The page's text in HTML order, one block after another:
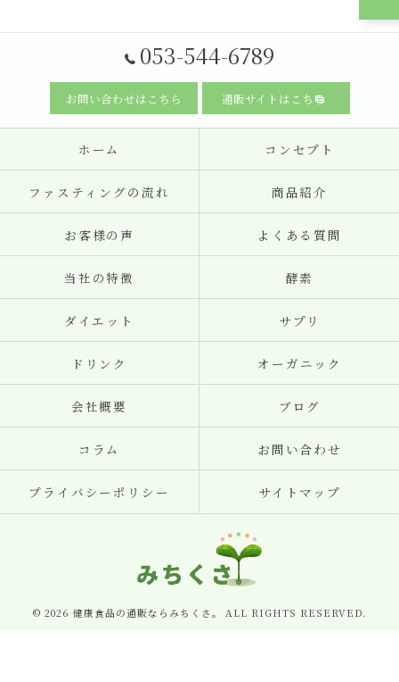
053-544-6789
お問い合わせはこちら 通販サイトはこちら
ホーム コンセプト
ファスティングの流れ 商品紹介
お客様の声 よくある質問
当社の特徴 酵素
ダイエット サプリ
ドリンク オーガニック
会社概要 ブログ
コラム お問い合わせ
プライバシーポリシー サイトマップ
© 2026 健康食品の通販ならみちくさ。 ALL RIGHTS RESERVED.